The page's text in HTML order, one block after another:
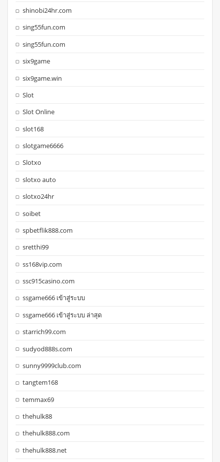
shinobi24hr.com
sing55fun.com
sing55fun.com
six9game
six9game.win
Slot
Slot Online
slot168
slotgame6666
Slotxo
slotxo auto
slotxo24hr
soibet
spbetflik888.com
sretthi99
ss168vip.com
ssc915casino.com
ssgame666 เข้าสู่ระบบ
ssgame666 เข้าสู่ระบบ ล่าสุด
starrich99.com
sudyod888s.com
sunny9999club.com
tangtem168
temmax69
thehulk88
thehulk888.com
thehulk888.net